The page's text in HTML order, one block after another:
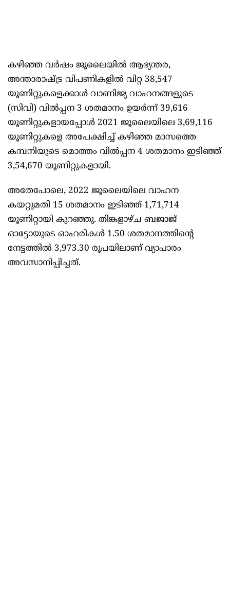
കഴിഞ്ഞ വർഷം ജൂലൈയിൽ ആഭ്യന്തര,
അന്താരാഷ്‌ട്ര വിപണികളിൽ വിറ്റ 38,547
യൂണിറ്റുകളെക്കാൾ വാണിജ്യ വാഹനങ്ങളുടെ
(സിവി) വിൽപ്പന 3 ശതമാനം ഉയർന്ന് 39,616
യൂണിറ്റുകളായപ്പോൾ 2021 ജൂലൈയിലെ 3,69,116
യൂണിറ്റുകളെ അപേക്ഷിച്ച് കഴിഞ്ഞ മാസത്തെ
കമ്പനിയുടെ മൊത്തം വിൽപ്പന 4 ശതമാനം ഇടിഞ്ഞ്
3,54,670 യൂണിറ്റുകളായി.
അതേപോലെ, 2022 ജൂലൈയിലെ വാഹന
കയറ്റുമതി 15 ശതമാനം ഇടിഞ്ഞ് 1,71,714
യൂണിറ്റായി കുറഞ്ഞു. തിങ്കളാഴ്ച ബജാജ്
ഓട്ടോയുടെ ഓഹരികൾ 1.50 ശതമാനത്തിന്റെ
നേട്ടത്തിൽ 3,973.30 രൂപയിലാണ് വ്യാപാരം
അവസാനിപ്പിച്ചത്.